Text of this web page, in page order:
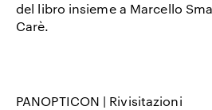
del libro insieme a Marcello
Carè.
PANOPTICON | Rivisitazioni